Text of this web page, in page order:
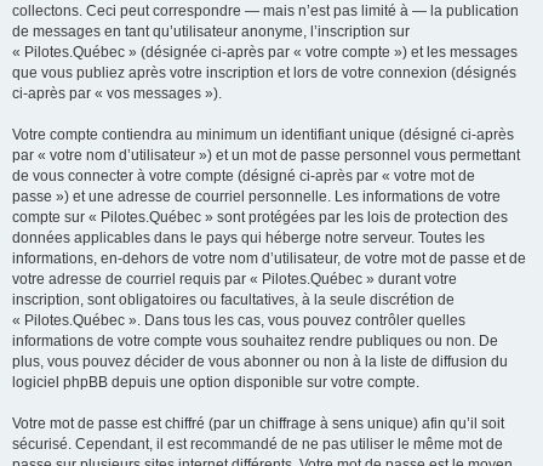
collectons. Ceci peut correspondre — mais n’est pas limité à — la publication
de messages en tant qu’utilisateur anonyme, l’inscription sur
« Pilotes.Québec » (désignée ci-après par « votre compte ») et les messages
que vous publiez après votre inscription et lors de votre connexion (désignés
ci-après par « vos messages »).
Votre compte contiendra au minimum un identifiant unique (désigné ci-après
par « votre nom d’utilisateur ») et un mot de passe personnel vous permettant
de vous connecter à votre compte (désigné ci-après par « votre mot de
passe ») et une adresse de courriel personnelle. Les informations de votre
compte sur « Pilotes.Québec » sont protégées par les lois de protection des
données applicables dans le pays qui héberge notre serveur. Toutes les
informations, en-dehors de votre nom d’utilisateur, de votre mot de passe et de
votre adresse de courriel requis par « Pilotes.Québec » durant votre
inscription, sont obligatoires ou facultatives, à la seule discrétion de
« Pilotes.Québec ». Dans tous les cas, vous pouvez contrôler quelles
informations de votre compte vous souhaitez rendre publiques ou non. De
plus, vous pouvez décider de vous abonner ou non à la liste de diffusion du
logiciel phpBB depuis une option disponible sur votre compte.
Votre mot de passe est chiffré (par un chiffrage à sens unique) afin qu’il soit
sécurisé. Cependant, il est recommandé de ne pas utiliser le même mot de